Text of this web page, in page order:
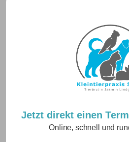
Jetzt direkt einen
Online, schnell und
Verlängerte Wartezeiten und
Information zu verlängerten
verlängerter Terminvorlauf in